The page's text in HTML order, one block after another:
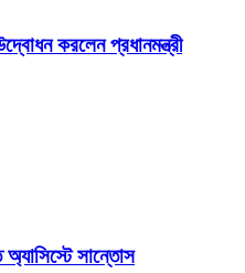
করলেন প্রধানমন্ত্রী
অ্যাসিস্টে সান্তোস